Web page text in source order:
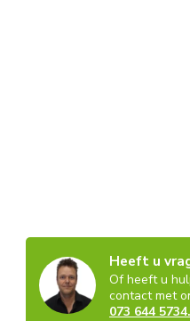
Heeft u
Of heeft u
contact met
073 644 5734.